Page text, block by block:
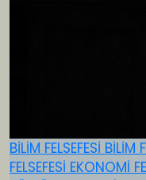
BİLİM FELSEFESİ BİLİM
FELSEFESİ EKONOMİ